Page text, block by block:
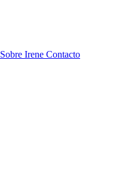
Sobre Irene Contacto